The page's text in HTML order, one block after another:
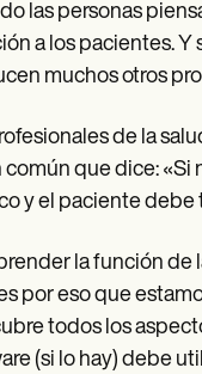
las personas
a los pacientes. Y
muchos otros
de la
común que dice: «Si
y el paciente debe
la función de
por eso que
todos los
(si lo hay) debe